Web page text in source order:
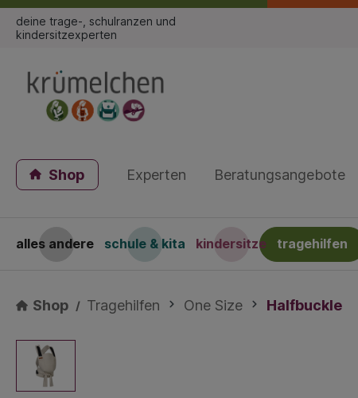
deine trage-, schulranzen und
kindersitzexperten
Shop Experten Beratungsangebote
alles andere schule & kita kindersitze tragehilfen
Shop Tragehilfen One Size Halfbuckle